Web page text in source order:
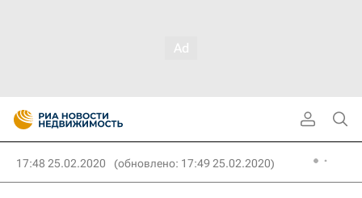
17:48 25.02.2020 (обновлено: 17:49 25.02.2020)